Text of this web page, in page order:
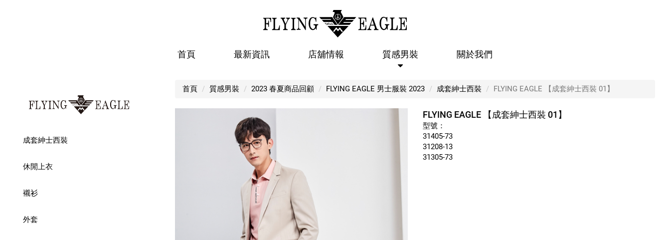
首頁 最新資訊 店舖情報 質感男裝 關於我們
成套紳士西裝
休閒上衣
襯衫
外套
首頁 質感男裝 2023 春夏商品回顧 FLYING EAGLE 男士服裝 2023 成套紳士西裝 FLYING EAGLE 【成套紳士西裝 01】
FLYING EAGLE 【成套紳士西裝 01】
型號：
31405-73
31208-13
31305-73